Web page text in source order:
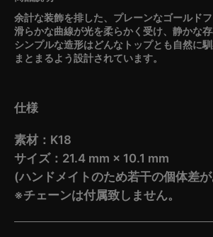
余計な装飾を排した、プレーンなゴールドフ
滑らかな曲線が光を柔らかく受け、静かな存
シンプルな造形はどんなトップとも自然に
まとまるよう設計されています。
仕様
素材：K18
サイズ：21.4 mm × 10.1 mm
(ハンドメイトのため若干の個体差
※チェーンは付属致しません。